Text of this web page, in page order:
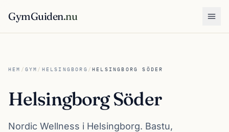
GymGuiden.nu
HEM / GYM / HELSINGBORG /HELSINGBORG SÖDER
Helsingborg Söder
Nordic Wellness i Helsingborg. Bastu,